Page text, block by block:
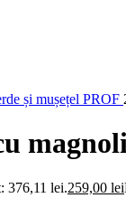
și mușețel PROF
376,11 lei.259,00 lei